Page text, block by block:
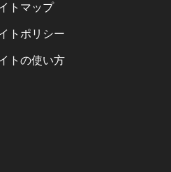
トマップ
トポリシー
トの使い方